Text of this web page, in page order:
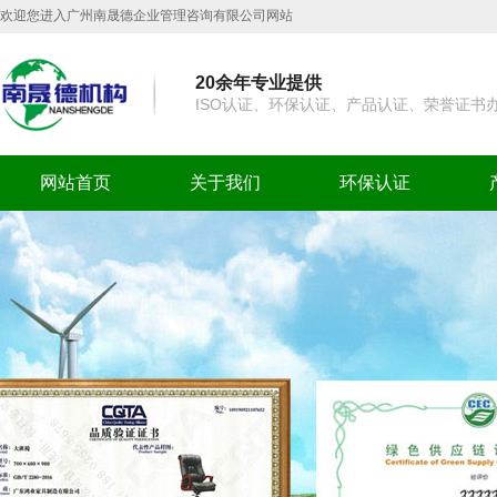
欢迎您进入广州南晟德企业管理咨询有限公司网站
20余年专业提供
ISO认证、环保认证、产品认证、荣誉证书
网站首页 关于我们 环保认证